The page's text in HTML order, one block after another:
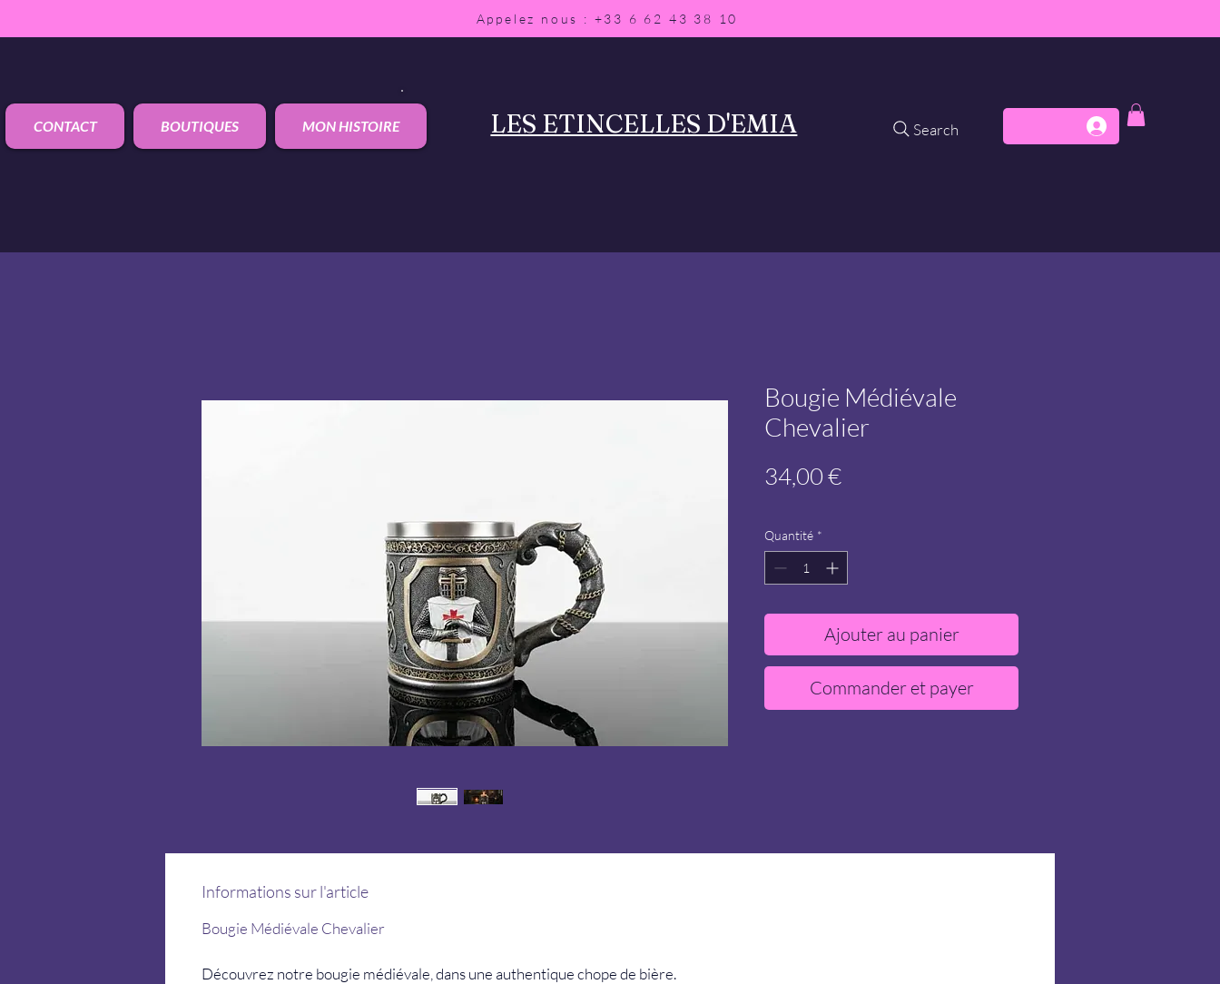
Appelez nous : +33 6 62 43 38 10
CONTACT BOUTIQUES MON HISTOIRE LES ETINCELLES D'EMIA Search
Bougie Médiévale
Chevalier
34,00 €Prix
Quantité *
Ajouter au panier
Commander et payer
Informations sur l'article
Bougie Médiévale Chevalier
Découvrez notre bougie médiévale, dans une authentique chope de bière.